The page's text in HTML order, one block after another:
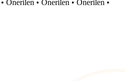
• Önerilen • Önerilen • Önerilen •